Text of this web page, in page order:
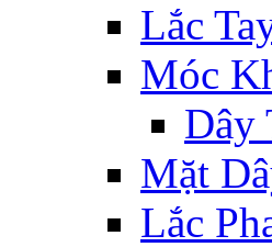
Lắc
Móc
Dây
Mặt
Lắc